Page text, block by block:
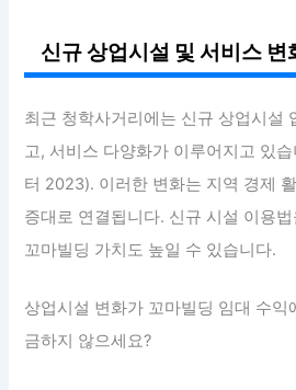
신규 상업시설 및 서비스 변
최근 청학사거리에는 신규 상업시설
고, 서비스 다양화가 이루어지고 있
터 2023). 이러한 변화는 지역 경제
증대로 연결됩니다. 신규 시설 이용
꼬마빌딩 가치도 높일 수 있습니다.
상업시설 변화가 꼬마빌딩 임대 수익
금하지 않으세요?